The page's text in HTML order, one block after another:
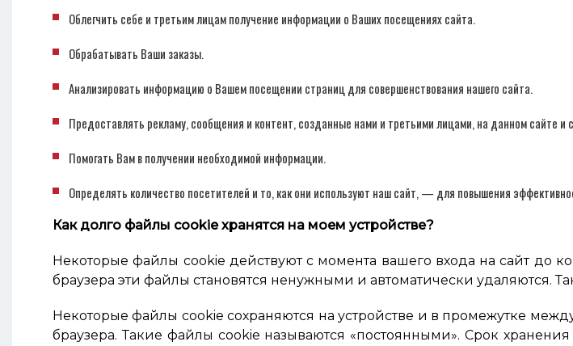
Облегчить себе и третьим лицам получение информации о Ваших посещениях сайта.
Обрабатывать Ваши заказы.
Анализировать информацию о Вашем посещении страниц для совершенствования нашего сайта.
Предоставлять рекламу, сообщения и контент, созданные нами и третьими лицами, на данном сайте и
Помогать Вам в получении необходимой информации.
Определять количество посетителей и то, как они используют наш сайт, — для повышения
Как долго файлы cookie хранятся на моем устройстве?
Некоторые файлы cookie действуют с момента вашего входа на сайт до
браузера эти файлы становятся ненужными и автоматически удаляются.
Некоторые файлы cookie сохраняются на устройстве и в промежутке
браузера. Такие файлы cookie называются «постоянными». Срок